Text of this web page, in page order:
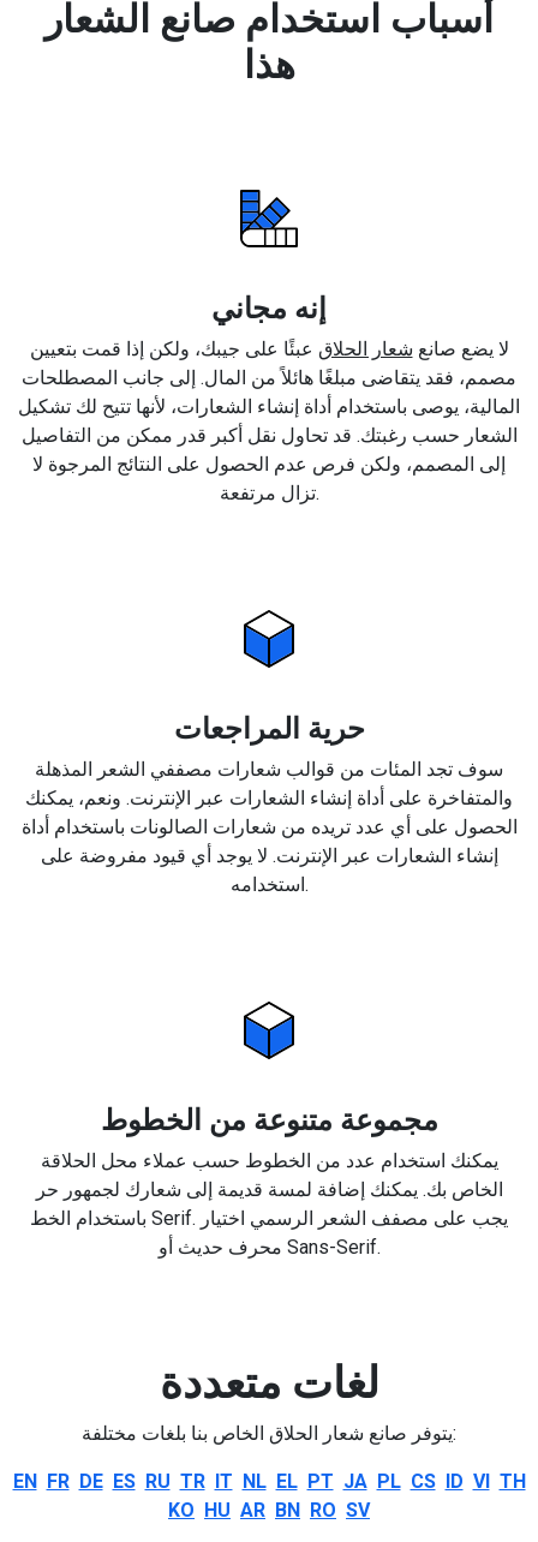
أسباب استخدام صانع الشعار
هذا
إنه مجاني
لا يضع صانع شعار الحلاق عبئًا على جيبك، ولكن إذا قمت بتعيين
مصمم، فقد يتقاضى مبلغًا هائلاً من المال. إلى جانب المصطلحات
المالية، يوصى باستخدام أداة إنشاء الشعارات، لأنها تتيح لك تشكيل
الشعار حسب رغبتك. قد تحاول نقل أكبر قدر ممكن من التفاصيل
إلى المصمم، ولكن فرص عدم الحصول على النتائج المرجوة لا
تزال مرتفعة.
حرية المراجعات
سوف تجد المئات من قوالب شعارات مصففي الشعر المذهلة
والمتفاخرة على أداة إنشاء الشعارات عبر الإنترنت. ونعم، يمكنك
الحصول على أي عدد تريده من شعارات الصالونات باستخدام أداة
إنشاء الشعارات عبر الإنترنت. لا يوجد أي قيود مفروضة على
استخدامه.
مجموعة متنوعة من الخطوط
يمكنك استخدام عدد من الخطوط حسب عملاء محل الحلاقة
الخاص بك. يمكنك إضافة لمسة قديمة إلى شعارك لجمهور حر
باستخدام الخط Serif. يجب على مصفف الشعر الرسمي اختيار
محرف حديث أو Sans-Serif.
لغات متعددة
يتوفر صانع شعار الحلاق الخاص بنا بلغات مختلفة:
EN FR DE ES RU TR IT NL EL PT JA PL CS ID VI TH
KO HU AR BN RO SV